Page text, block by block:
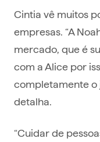
Cintia vê muitos
empresas. “A
mercado, que é
com a Alice por
completamente o
detalha.
“Cuidar de